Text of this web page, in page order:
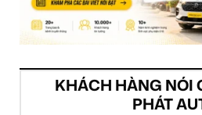
KHÁCH HÀNG NÓI
PHÁT